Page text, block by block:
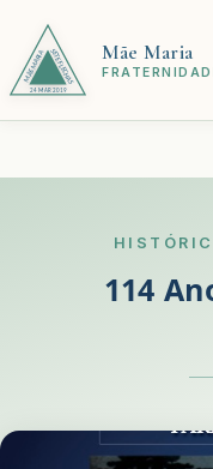
Mãe Maria
114